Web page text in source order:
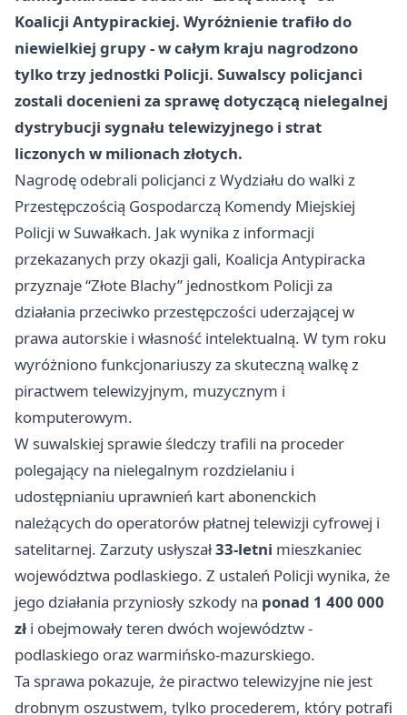
Koalicji Antypirackiej. Wyróżnienie trafiło do
niewielkiej grupy - w całym kraju nagrodzono
tylko trzy jednostki Policji. Suwalscy policjanci
zostali docenieni za sprawę dotyczącą nielegalnej
dystrybucji sygnału telewizyjnego i strat
liczonych w milionach złotych.
Nagrodę odebrali policjanci z Wydziału do walki z
Przestępczością Gospodarczą Komendy Miejskiej
Policji w Suwałkach. Jak wynika z informacji
przekazanych przy okazji gali, Koalicja Antypiracka
przyznaje “Złote Blachy” jednostkom Policji za
działania przeciwko przestępczości uderzającej w
prawa autorskie i własność intelektualną. W tym roku
wyróżniono funkcjonariuszy za skuteczną walkę z
piractwem telewizyjnym, muzycznym i
komputerowym.
W suwalskiej sprawie śledczy trafili na proceder
polegający na nielegalnym rozdzielaniu i
udostępnianiu uprawnień kart abonenckich
należących do operatorów płatnej telewizji cyfrowej i
satelitarnej. Zarzuty usłyszał33-letni mieszkaniec
województwa podlaskiego. Z ustaleń Policji wynika, że
jego działania przyniosły szkody na ponad 1 400 000
zł i obejmowały teren dwóch województw -
podlaskiego oraz warmińsko-mazurskiego.
Ta sprawa pokazuje, że piractwo telewizyjne nie jest
drobnym oszustwem, tylko procederem, który potrafi